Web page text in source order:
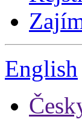
English